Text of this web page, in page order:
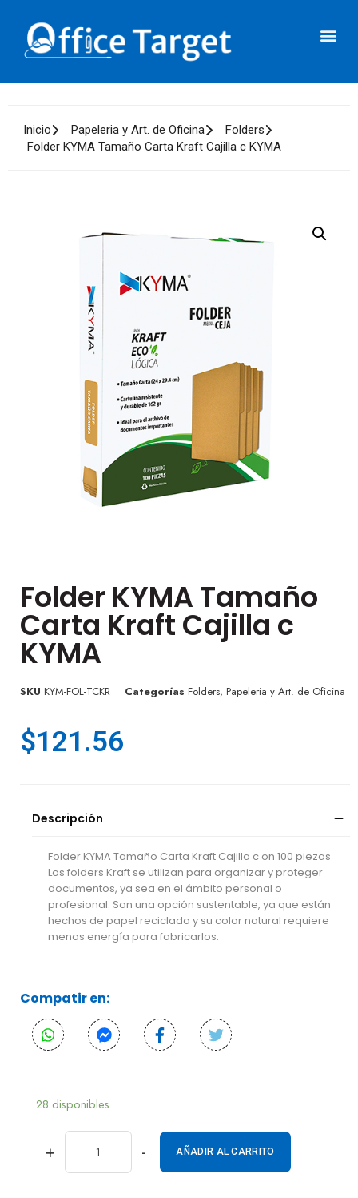
Inicio Papeleria y Art. de Oficina
Folders
Folder KYMA Tamaño Carta Kraft Cajilla c KYMA
Folder KYMA Tamaño
Carta Kraft Cajilla c
KYMA
SKU KYM-FOL-TCKR Categorías Folders, Papeleria y Art. de Oficina
$121.56
Descripción
Folder KYMA Tamaño Carta Kraft Cajilla c on 100 piezas
Los folders Kraft se utilizan para organizar y proteger
documentos, ya sea en el ámbito personal o
profesional. Son una opción sustentable, ya que están
hechos de papel reciclado y su color natural requiere
menos energía para fabricarlos.
Compatir en:
28 disponibles
+ - AÑADIR AL CARRITO